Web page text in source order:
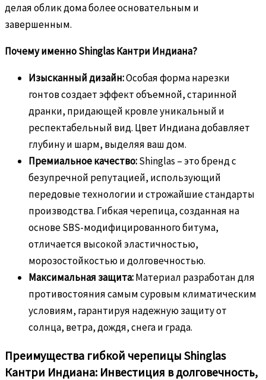
делая облик дома более основательным и
завершенным.
Почему именно Shinglas Кантри Индиана?
Изысканный дизайн:Особая форма нарезки
гонтов создает эффект объемной, старинной
дранки, придающей кровле уникальный и
респектабельный вид. Цвет Индиана добавляет
глубину и шарм, выделяя ваш дом.
Премиальное качество:Shinglas – это бренд с
безупречной репутацией, использующий
передовые технологии и строжайшие стандарты
производства. Гибкая черепица, созданная на
основе SBS-модифицированного битума,
отличается высокой эластичностью,
морозостойкостью и долговечностью.
Максимальная защита:Материал разработан для
противостояния самым суровым климатическим
условиям, гарантируя надежную защиту от
солнца, ветра, дождя, снега и града.
Преимущества гибкой черепицы Shinglas
Кантри Индиана: Инвестиция в долговечность,